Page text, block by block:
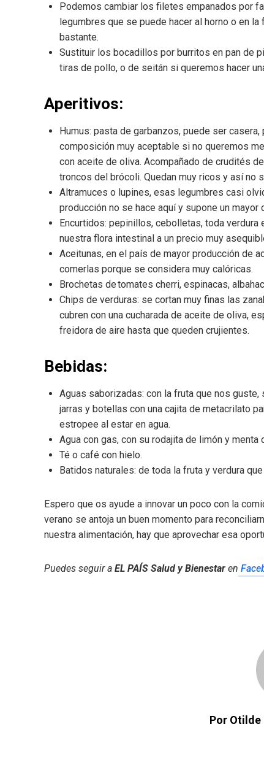
Podemos cambiar los filetes empanados por
legumbres que se puede hacer al horno o en
bastante.
Sustituir los bocadillos por burritos en pan de
tiras de pollo, o de seitán si queremos hacer
Aperitivos:
Humus: pasta de garbanzos, puede ser
composición muy aceptable si no queremos
con aceite de oliva. Acompañado de crudités
troncos del brócoli. Quedan muy ricos y así no
Altramuces o lupines, esas legumbres casi
producción no se hace aquí y supone un mayor
Encurtidos: pepinillos, cebolletas, toda verdura
nuestra flora intestinal a un precio muy
Aceitunas, en el país de mayor producción de
comerlas porque se considera muy calóricas.
Brochetas de tomates cherri, espinacas,
Chips de verduras: se cortan muy finas las
cubren con una cucharada de aceite de oliva,
freidora de aire hasta que queden crujientes.
Bebidas:
Aguas saborizadas: con la fruta que nos guste,
jarras y botellas con una cajita de metacrilato
estropee al estar en agua.
Agua con gas, con su rodajita de limón y
Té o café con hielo.
Batidos naturales: de toda la fruta y verdura
Espero que os ayude a innovar un poco con la
verano se antoja un buen momento para
nuestra alimentación, hay que aprovechar esa
Puedes seguir a EL PAÍS Salud y Bienestar en
Por